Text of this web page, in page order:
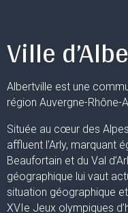
Ville
Albertville est une
région Auvergne-Rhône-
Située au cœur des
affluent l’Arly, marquant
Beaufortain et du Val
géographique lui vaut
situation géographique
XVIe Jeux olympiques